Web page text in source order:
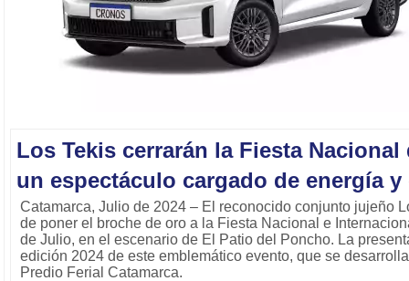
Los Tekis cerrarán la Fiesta
un espectáculo cargado de energía y
Catamarca, Julio de 2024 – El reconocido conjunto jujeño
de poner el broche de oro a la Fiesta Nacional e
de Julio, en el escenario de El Patio del Poncho. La
edición 2024 de este emblemático evento, que se
Predio Ferial Catamarca.